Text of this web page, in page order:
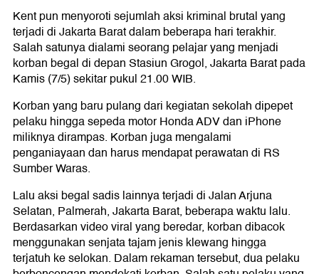
Kent pun menyoroti sejumlah aksi kriminal brutal yang
terjadi di Jakarta Barat dalam beberapa hari terakhir.
Salah satunya dialami seorang pelajar yang menjadi
korban begal di depan Stasiun Grogol, Jakarta Barat pada
Kamis (7/5) sekitar pukul 21.00 WIB.
Korban yang baru pulang dari kegiatan sekolah dipepet
pelaku hingga sepeda motor Honda ADV dan iPhone
miliknya dirampas. Korban juga mengalami
penganiayaan dan harus mendapat perawatan di RS
Sumber Waras.
Lalu aksi begal sadis lainnya terjadi di Jalan Arjuna
Selatan, Palmerah, Jakarta Barat, beberapa waktu lalu.
Berdasarkan video viral yang beredar, korban dibacok
menggunakan senjata tajam jenis klewang hingga
terjatuh ke selokan. Dalam rekaman tersebut, dua pelaku